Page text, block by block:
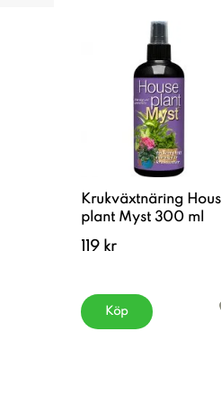
Krukväxtnäring
plant Myst 300 ml
119 kr
Köp